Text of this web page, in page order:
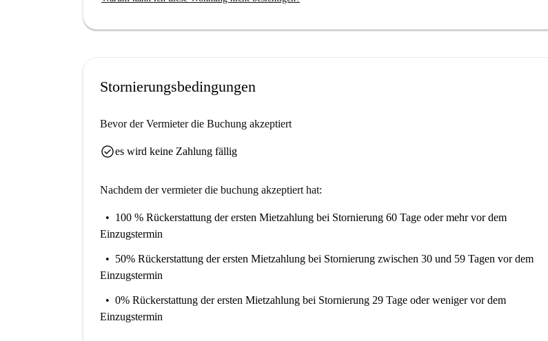
Stornierungsbedingungen
Bevor der Vermieter die Buchung akzeptiert
check_circlees wird keine Zahlung fällig
Nachdem der vermieter die buchung akzeptiert hat:
100 % Rückerstattung der ersten Mietzahlung bei Stornierung 60 Tage oder mehr vor dem
Einzugstermin
50% Rückerstattung der ersten Mietzahlung bei Stornierung zwischen 30 und 59 Tagen vor dem
Einzugstermin
0% Rückerstattung der ersten Mietzahlung bei Stornierung 29 Tage oder weniger vor dem
Einzugstermin